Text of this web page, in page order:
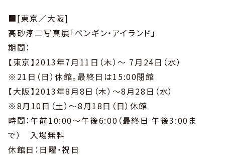
■[東京／大阪]
高砂淳二写真展「ペンギン・アイランド」
期間：
【東京】2013年7月11日（木）～ 7月24日（水）
※21日（日）休館。最終日は15:00閉館
【大阪】2013年8月8日（木）～8月28日（水）
※8月10日（土）～8月18日（日）休館
時間：午前10:00～午後6:00（最終日 午後3:00ま
で） 入場無料
休館日：日曜・祝日